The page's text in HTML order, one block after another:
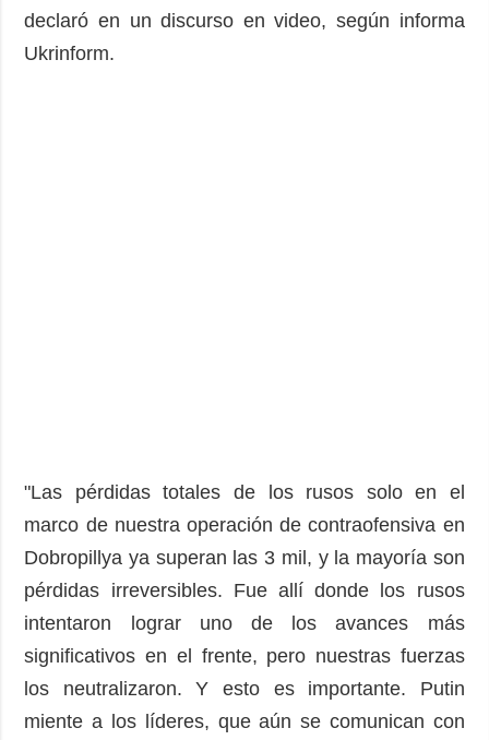
declaró en un discurso en video, según informa
Ukrinform.
"Las pérdidas totales de los rusos solo en el
marco de nuestra operación de contraofensiva en
Dobropillya ya superan las 3 mil, y la mayoría son
pérdidas irreversibles. Fue allí donde los rusos
intentaron lograr uno de los avances más
significativos en el frente, pero nuestras fuerzas
los neutralizaron. Y esto es importante. Putin
miente a los líderes, que aún se comunican con